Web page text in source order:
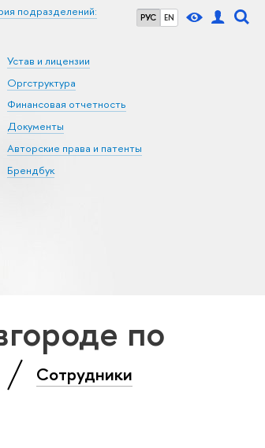
РУС EN
подразделений:
Устав и лицензии
Оргструктура
Финансовая отчетность
Документы
Авторские права и патенты
Брендбук
по
Сотрудники